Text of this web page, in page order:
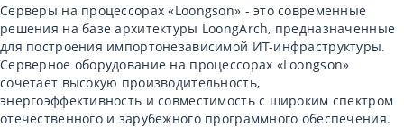
Серверы на процессорах «Loongson» - это современные
решения на базе архитектуры LoongArch, предназначенные
для построения импортонезависимой ИТ-инфраструктуры.
Серверное оборудование на процессорах «Loongson»
сочетает высокую производительность,
энергоэффективность и совместимость с широким спектром
отечественного и зарубежного программного обеспечения.